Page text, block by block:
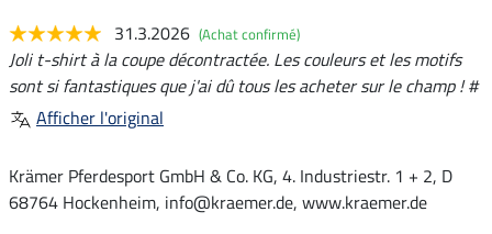
31.3.2026 (Achat confirmé)
Joli t-shirt à la coupe décontractée. Les couleurs et les motifs
sont si fantastiques que j'ai dû tous les acheter sur le champ ! #
Afficher l'original
Krämer Pferdesport GmbH & Co. KG, 4. Industriestr. 1 + 2, D
68764 Hockenheim, info@kraemer.de, www.kraemer.de